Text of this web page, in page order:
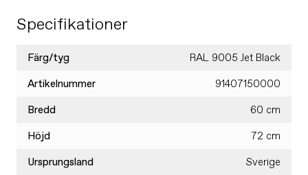
Specifikationer
Färg/tyg RAL 9005 Jet Black
Artikelnummer 91407150000
Bredd 60 cm
Höjd 72 cm
Ursprungsland Sverige